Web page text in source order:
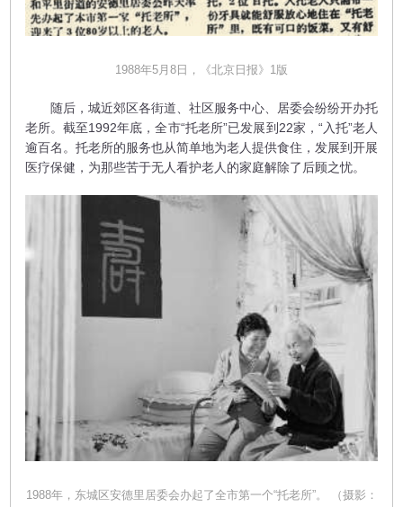
1988年5月8日，《北京日报》1版
随后，城近郊区各街道、社区服务中心、居委会纷纷开办托
老所。截至1992年底，全市“托老所”已发展到22家，“入托”老人
逾百名。托老所的服务也从简单地为老人提供食住，发展到开展
医疗保健，为那些苦于无人看护老人的家庭解除了后顾之忧。
1988年，东城区安德里居委会办起了全市第一个“托老所”。 （摄影：